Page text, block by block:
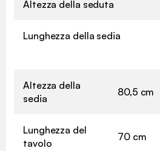
Altezza della seduta
Lunghezza della sedia
Altezza della
sedia
80,5 cm
Lunghezza del
tavolo
70 cm